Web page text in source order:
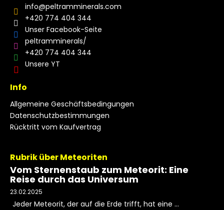
info@peltramminerals.com
+420 774 404 344
Unser Facebook-Seite
peltramminerals/
+420 774 404 344
Unsere YT
Info
Allgemeine Geschäftsbedingungen
Datenschutzbestimmungen
Rücktritt vom Kaufvertrag
Rubrik über Meteoriten
Vom Sternenstaub zum Meteorit: Eine
Reise durch das Universum
23.02.2025
Jeder Meteorit, der auf die Erde trifft, hat eine ...